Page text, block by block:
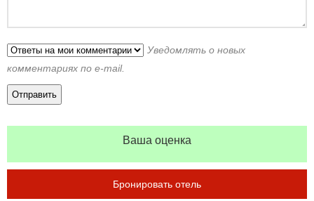
Уведомлять о новых
комментариях по e-mail.
Ваша оценка
Бронировать отель